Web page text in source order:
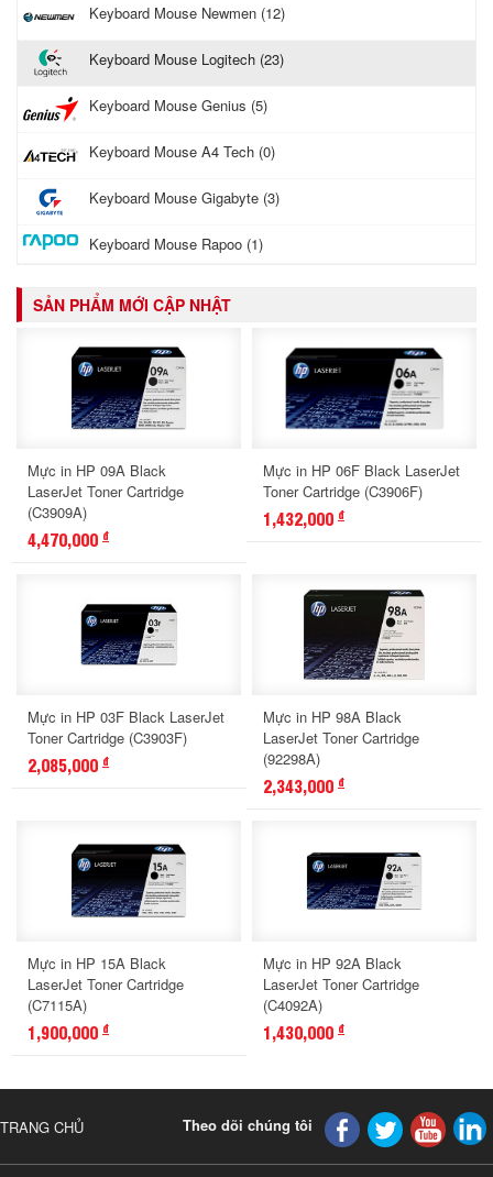
Keyboard Mouse Newmen (12)
Keyboard Mouse Logitech (23)
Keyboard Mouse Genius (5)
Keyboard Mouse A4 Tech (0)
Keyboard Mouse Gigabyte (3)
Keyboard Mouse Rapoo (1)
SẢN PHẨM MỚI CẬP NHẬT
Mực in HP 09A Black
LaserJet Toner Cartridge
(C3909A)
4,470,000 đ
Mực in HP 06F Black LaserJet
Toner Cartridge (C3906F)
1,432,000 đ
Mực in HP 03F Black LaserJet
Toner Cartridge (C3903F)
2,085,000 đ
Mực in HP 98A Black
LaserJet Toner Cartridge
(92298A)
2,343,000 đ
Mực in HP 15A Black
LaserJet Toner Cartridge
(C7115A)
1,900,000 đ
Mực in HP 92A Black
LaserJet Toner Cartridge
(C4092A)
1,430,000 đ
TRANG CHỦ Theo dõi chúng tôi